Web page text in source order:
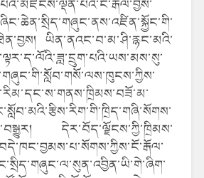
ཡིན་ནའང་བ་མ་ཤི་རྙང་མའི་
དེར་བོད་ལྗོངས་ཀྱི་ཁྲིམས་